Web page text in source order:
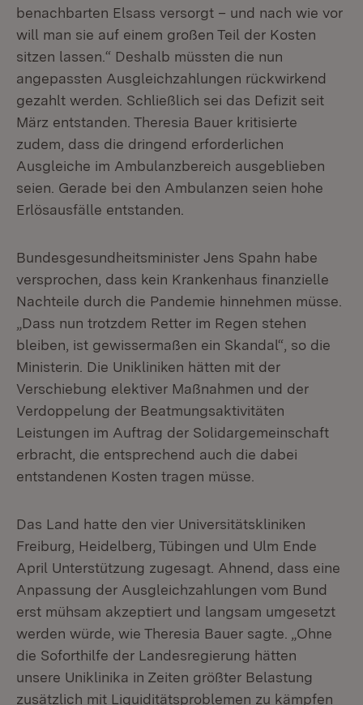
benachbarten Elsass versorgt – und nach wie vor
will man sie auf einem großen Teil der Kosten
sitzen lassen.“ Deshalb müssten die nun
angepassten Ausgleichzahlungen rückwirkend
gezahlt werden. Schließlich sei das Defizit seit
März entstanden. Theresia Bauer kritisierte
zudem, dass die dringend erforderlichen
Ausgleiche im Ambulanzbereich ausgeblieben
seien. Gerade bei den Ambulanzen seien hohe
Erlösausfälle entstanden.
Bundesgesundheitsminister Jens Spahn habe
versprochen, dass kein Krankenhaus finanzielle
Nachteile durch die Pandemie hinnehmen müsse.
„Dass nun trotzdem Retter im Regen stehen
bleiben, ist gewissermaßen ein Skandal“, so die
Ministerin. Die Unikliniken hätten mit der
Verschiebung elektiver Maßnahmen und der
Verdoppelung der Beatmungsaktivitäten
Leistungen im Auftrag der Solidargemeinschaft
erbracht, die entsprechend auch die dabei
entstandenen Kosten tragen müsse.
Das Land hatte den vier Universitätskliniken
Freiburg, Heidelberg, Tübingen und Ulm Ende
April Unterstützung zugesagt. Ahnend, dass eine
Anpassung der Ausgleichzahlungen vom Bund
erst mühsam akzeptiert und langsam umgesetzt
werden würde, wie Theresia Bauer sagte. „Ohne
die Soforthilfe der Landesregierung hätten
unsere Uniklinika in Zeiten größter Belastung
zusätzlich mit Liquiditätsproblemen zu kämpfen